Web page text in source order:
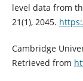
level data from
21(1), 2045.
Cambridge
Retrieved from